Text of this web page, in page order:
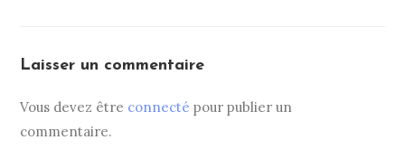
Laisser un commentaire
Vous devez être connecté pour publier un
commentaire.